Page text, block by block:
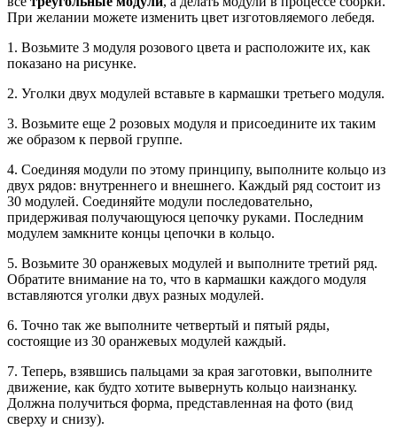
При желании можете изменить цвет изготовляемого лебедя.
1. Возьмите 3 модуля розового цвета и расположите их, как
показано на рисунке.
2. Уголки двух модулей вставьте в кармашки третьего модуля.
3. Возьмите еще 2 розовых модуля и присоедините их таким
же образом к первой группе.
4. Соединяя модули по этому принципу, выполните кольцо из
двух рядов: внутреннего и внешнего. Каждый ряд состоит из
30 модулей. Соединяйте модули последовательно,
придерживая получающуюся цепочку руками. Последним
модулем замкните концы цепочки в кольцо.
5. Возьмите 30 оранжевых модулей и выполните третий ряд.
Обратите внимание на то, что в кармашки каждого модуля
вставляются уголки двух разных модулей.
6. Точно так же выполните четвертый и пятый ряды,
состоящие из 30 оранжевых модулей каждый.
7. Теперь, взявшись пальцами за края заготовки, выполните
движение, как будто хотите вывернуть кольцо наизнанку.
Должна получиться форма, представленная на фото (вид
сверху и снизу).